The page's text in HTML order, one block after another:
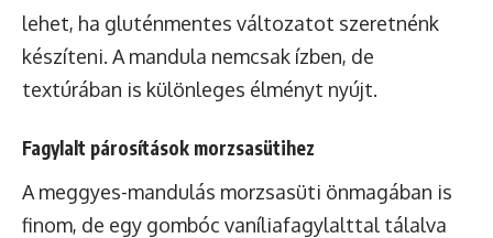
lehet, ha gluténmentes változatot szeretnénk
készíteni. A mandula nemcsak ízben, de
textúrában is különleges élményt nyújt.
Fagylalt párosítások morzsasütihez
A meggyes-mandulás morzsasüti önmagában is
finom, de egy gombóc vaníliafagylalttal tálalva